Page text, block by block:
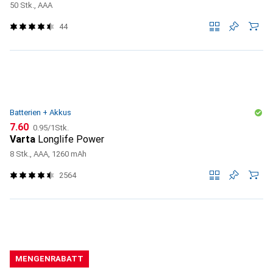
50 Stk., AAA
44
Batterien + Akkus
CHF
7.60 CHF
0.95/1Stk.
Varta Longlife Power
8 Stk., AAA, 1260 mAh
2564
MENGENRABATT